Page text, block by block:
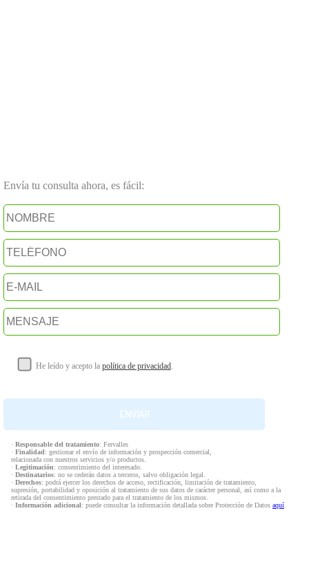
Envía tu consulta ahora, es fácil:
He leído y acepto la política de privacidad.
· Responsable del tratamiento: Fervalles
· Finalidad: gestionar el envío de información y prospección comercial,
relacionada con nuestros servicios y/o productos.
· Legitimación: consentimiento del interesado.
· Destinatarios: no se cederán datos a terceros, salvo obligación legal.
· Derechos: podrá ejercer los derechos de acceso, rectificación, limitación de tratamiento,
supresión, portabilidad y oposición al tratamiento de sus datos de carácter personal, así como a la
retirada del consentimiento prestado para el tratamiento de los mismos.
· Información adicional: puede consultar la información detallada sobre Protección de Datos aquí.